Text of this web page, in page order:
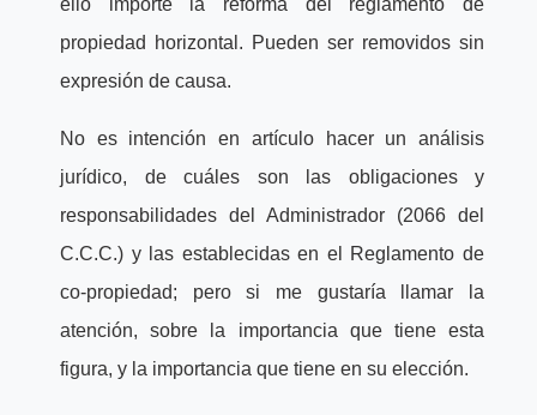
ello importe la reforma del reglamento de
propiedad horizontal. Pueden ser removidos sin
expresión de causa.
No es intención en artículo hacer un análisis
jurídico, de cuáles son las obligaciones y
responsabilidades del Administrador (2066 del
C.C.C.) y las establecidas en el Reglamento de
co-propiedad; pero si me gustaría llamar la
atención, sobre la importancia que tiene esta
figura, y la importancia que tiene en su elección.